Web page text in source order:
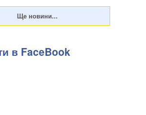
в FaceBook